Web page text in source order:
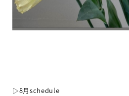
▷8月schedule